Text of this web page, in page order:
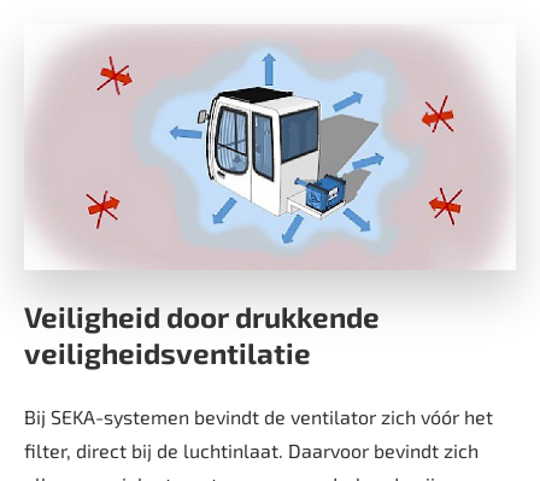
Veiligheid door drukkende
veiligheidsventilatie
Bij SEKA-systemen bevindt de ventilator zich vóór het
filter, direct bij de luchtinlaat. Daarvoor bevindt zich